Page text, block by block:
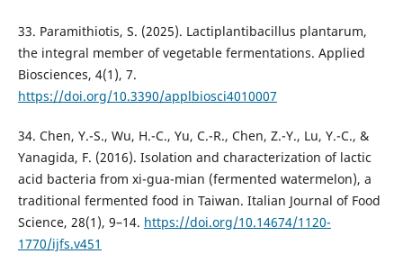
33. Paramithiotis, S. (2025). Lactiplantibacillus plantarum,
the integral member of vegetable fermentations. Applied
Biosciences, 4(1), 7.
https://doi.org/10.3390/applbiosci4010007
34. Chen, Y.-S., Wu, H.-C., Yu, C.-R., Chen, Z.-Y., Lu, Y.-C., &
Yanagida, F. (2016). Isolation and characterization of lactic
acid bacteria from xi-gua-mian (fermented watermelon), a
traditional fermented food in Taiwan. Italian Journal of Food
Science, 28(1), 9–14. https://doi.org/10.14674/1120-
1770/ijfs.v451